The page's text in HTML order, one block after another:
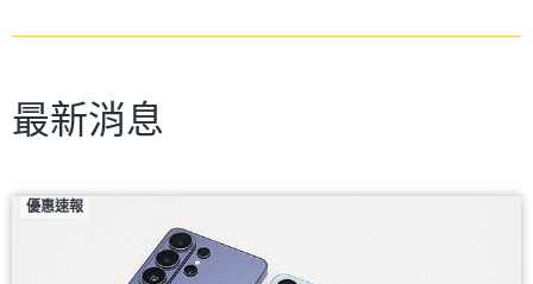
最新消息
優惠速報